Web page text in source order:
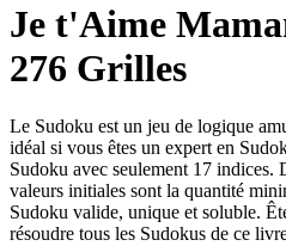
Je t'Aime
276 Grilles
Le Sudoku est un jeu de logique
idéal si vous êtes un expert en
Sudoku avec seulement 17 indices.
valeurs initiales sont la quantité
Sudoku valide, unique et soluble.
résoudre tous les Sudokus de ce